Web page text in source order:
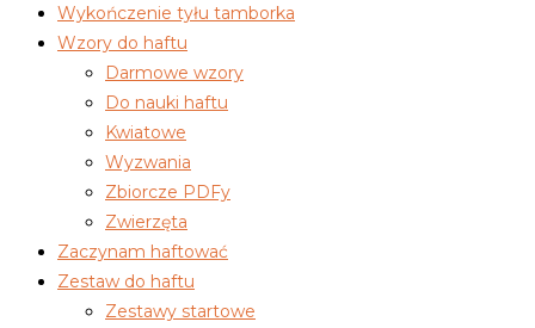
Wykończenie tyłu tamborka
Wzory do haftu
Darmowe wzory
Do nauki haftu
Kwiatowe
Wyzwania
Zbiorcze PDFy
Zwierzęta
Zaczynam haftować
Zestaw do haftu
Zestawy startowe